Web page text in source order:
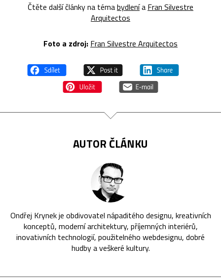
Čtěte další články na témabydlenía Fran Silvestre
Arquitectos
Foto a zdroj: Fran Silvestre Arquitectos
AUTOR ČLÁNKU
Ondřej Krynek je obdivovatel nápaditého designu, kreativních
konceptů, moderní architektury, příjemných interiérů,
inovativních technologií, použitelného webdesignu, dobré
hudby a veškeré kultury.